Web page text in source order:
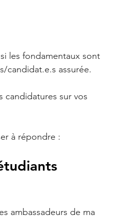
les fondamentaux sont
candidat.e.s assurée.
sur vos
à répondre :
ambassadeurs de ma